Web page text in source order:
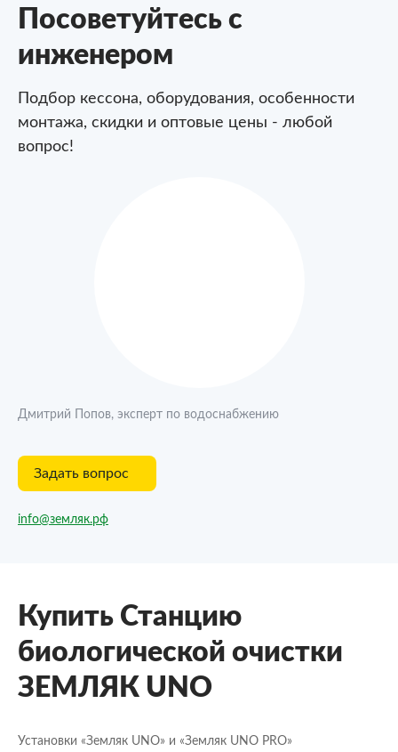
Посоветуйтесь с
инженером
Подбор кессона, оборудования, особенности
монтажа, скидки и оптовые цены - любой
вопрос!
Дмитрий Попов, эксперт по водоснабжению
Задать вопрос
info@земляк.рф
Купить Станцию
биологической очистки
ЗЕМЛЯК UNO
Установки «Земляк UNO» и «Земляк UNO PRO»